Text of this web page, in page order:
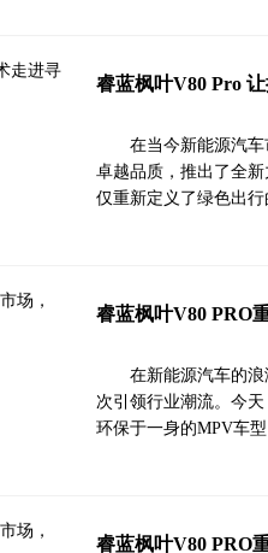
睿蓝枫叶V80 Pro
在当今新能源汽
卓越品质，推出了全
仅重新定义了绿色出
睿蓝枫叶V80 PRO
在新能源汽车的
次引领行业潮流。今
环保于一身的MPV车
睿蓝枫叶V80 PRO